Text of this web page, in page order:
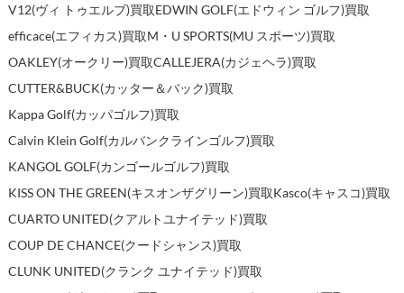
V12(ヴィ トゥエルブ)買取EDWIN GOLF(エドウィン ゴルフ)買取
efficace(エフィカス)買取M・U SPORTS(MU スポーツ)買取
OAKLEY(オークリー)買取CALLEJERA(カジェヘラ)買取
CUTTER&BUCK(カッター＆バック)買取
Kappa Golf(カッパゴルフ)買取
Calvin Klein Golf(カルバンクラインゴルフ)買取
KANGOL GOLF(カンゴールゴルフ)買取
KISS ON THE GREEN(キスオンザグリーン)買取Kasco(キャスコ)買取
CUARTO UNITED(クアルトユナイテッド)買取
COUP DE CHANCE(クードシャンス)買取
CLUNK UNITED(クランク ユナイテッド)買取